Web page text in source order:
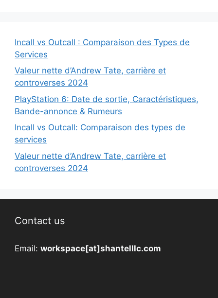
Incall vs Outcall : Comparaison des Types de
Services
Valeur nette d’Andrew Tate, carrière et
controverses 2024
PlayStation 6: Date de sortie, Caractéristiques,
Bande-annonce & Rumeurs
Incall vs Outcall: Comparaison des types de
services
Valeur nette d’Andrew Tate, carrière et
controverses 2024
Contact us
Email: workspace[at]shantelllc.com